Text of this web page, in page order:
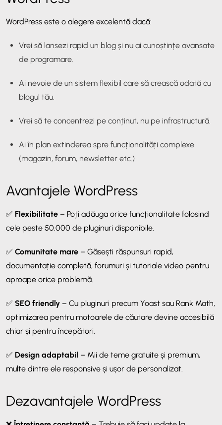
WordPress este o alegere excelentă dacă:
Vrei să lansezi rapid un blog și nu ai cunoștințe avansate
de programare.
Ai nevoie de un sistem flexibil care să crească odată cu
blogul tău.
Vrei să te concentrezi pe conținut, nu pe infrastructură.
Ai în plan extinderea spre funcționalități complexe
(magazin, forum, newsletter etc.)
Avantajele WordPress
✅ Flexibilitate – Poți adăuga orice funcționalitate folosind
cele peste 50.000 de pluginuri disponibile.
✅ Comunitate mare – Găsești răspunsuri rapid,
documentație completă, forumuri și tutoriale video pentru
aproape orice problemă.
✅ SEO friendly – Cu pluginuri precum Yoast sau Rank Math,
optimizarea pentru motoarele de căutare devine accesibilă
chiar și pentru începători.
✅ Design adaptabil – Mii de teme gratuite și premium,
multe dintre ele responsive și ușor de personalizat.
Dezavantajele WordPress